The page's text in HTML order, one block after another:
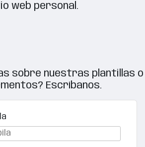
web personal.
sobre nuestras plantillas o
Escríbanos.